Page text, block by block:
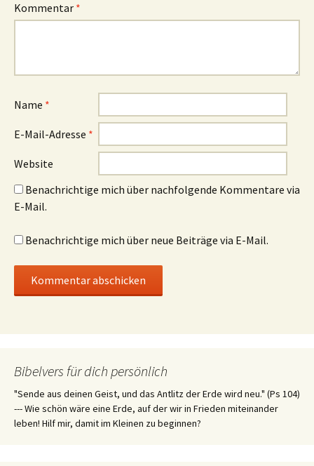
Kommentar *
Name *
E-Mail-Adresse *
Website
Benachrichtige mich über nachfolgende Kommentare via
E-Mail.
Benachrichtige mich über neue Beiträge via E-Mail.
Bibelvers für dich persönlich
"Sende aus deinen Geist, und das Antlitz der Erde wird neu." (Ps 104)
--- Wie schön wäre eine Erde, auf der wir in Frieden miteinander
leben! Hilf mir, damit im Kleinen zu beginnen?